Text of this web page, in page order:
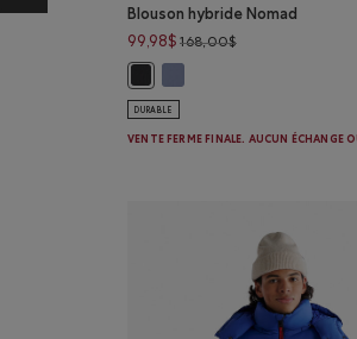
Blouson hybride Nomad
99,98$ 168,00$Prix réduit de
Blouson hybride Nomad:
DURABLE
VENTE FERME FINALE. AUCUN ÉCHANGE